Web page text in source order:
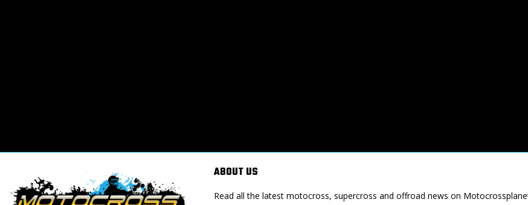
ABOUT US
Read all the latest motocross, supercross and offroad news on